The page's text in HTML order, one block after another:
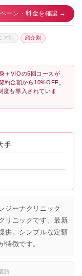
ーン・料金を確認 →
ア割 紹介割
＋VIOの5回コースが
約金額から10%OFF。
度も導入されていま
手
ジーナクリニック
リニックです。最新
供。シンプルな定額
特徴です。
約